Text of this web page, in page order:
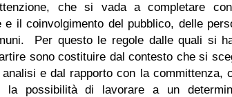
che si vada a completare
e il coinvolgimento del pubblico, delle
Per questo le regole dalle quali si
sono costituire dal contesto che si
e dal rapporto con la committenza,
possibilità di lavorare a un